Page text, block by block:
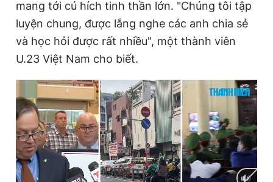
mang tới cú hích tinh thần lớn. "Chúng tôi tập
luyện chung, được lắng nghe các anh chia sẻ
và học hỏi được rất nhiều", một thành viên
U.23 Việt Nam cho biết.